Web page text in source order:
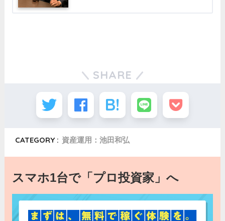
SHARE
CATEGORY : 資産運用：池田和弘
スマホ1台で「プロ投資家」へ